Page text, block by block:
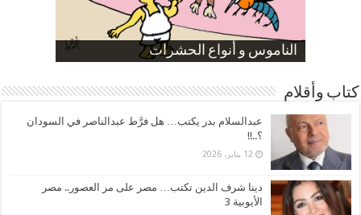
الناموس و أنواع الحشرات
الموظفين بعد ارتفاع الأسعار
ارتفاع نسبة الطلاق في مصر
صورة كاركاتيرية
صورة كاركاتيرية
كتاب وأقلام
عبدالسلام بدر يكتب… هل فرَّط عبدالناصر في السودان
؟..!!
12 يناير، 2026
دينا شرف الدين تكتب… مصر على مر العصور.. مصر
الأيوبية 3